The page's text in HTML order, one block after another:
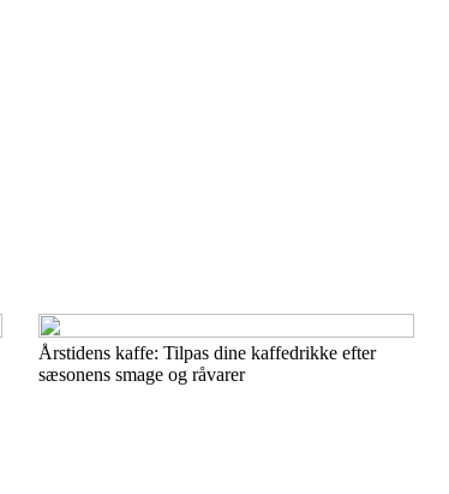
Årstidens kaffe: Tilpas dine kaffedrikke efter
sæsonens smage og råvarer